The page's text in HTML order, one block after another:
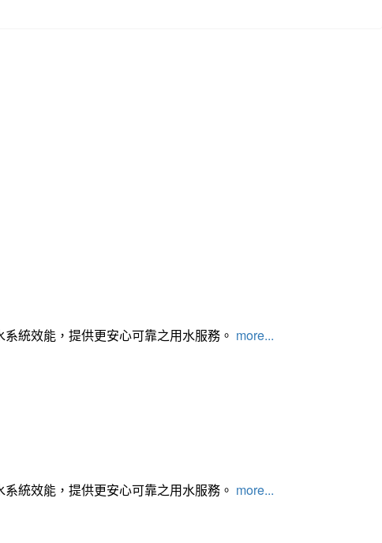
統效能，提供更安心可靠之用水服務。 more...
統效能，提供更安心可靠之用水服務。 more...